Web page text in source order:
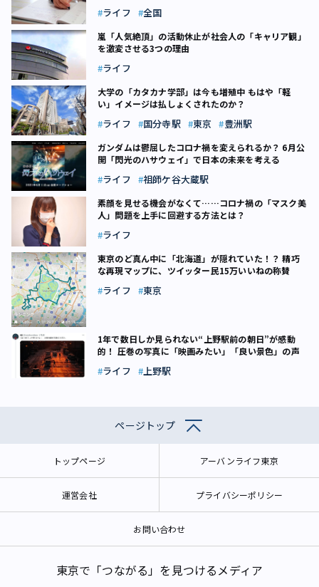
ライフ 全国
嵐「人気絶頂」の活動休止が社会人の「キャリア観」
を激変させる3つの理由
ライフ
大学の「カタカナ学部」は今も増殖中 もはや「軽
い」イメージは払しょくされたのか？
ライフ 国分寺駅 東京 豊洲駅
ガンダムは鬱屈したコロナ禍を変えられるか？ 6月公
開「閃光のハサウェイ」で日本の未来を考える
ライフ 祖師ケ谷大蔵駅
素顔を見せる機会がなくて……コロナ禍の「マスク美
人」問題を上手に回避する方法とは？
ライフ
東京のど真ん中に「北海道」が隠れていた！？ 精巧
な再現マップに、ツイッター民15万いいねの称賛
ライフ 東京
1年で数日しか見られない“上野駅前の朝日”が感動
的！ 圧巻の写真に「映画みたい」「良い景色」の声
ライフ 上野駅
ページトップ
トップページ アーバンライフ東京
運営会社 プライバシーポリシー
お問い合わせ
東京で「つながる」を見つけるメディア